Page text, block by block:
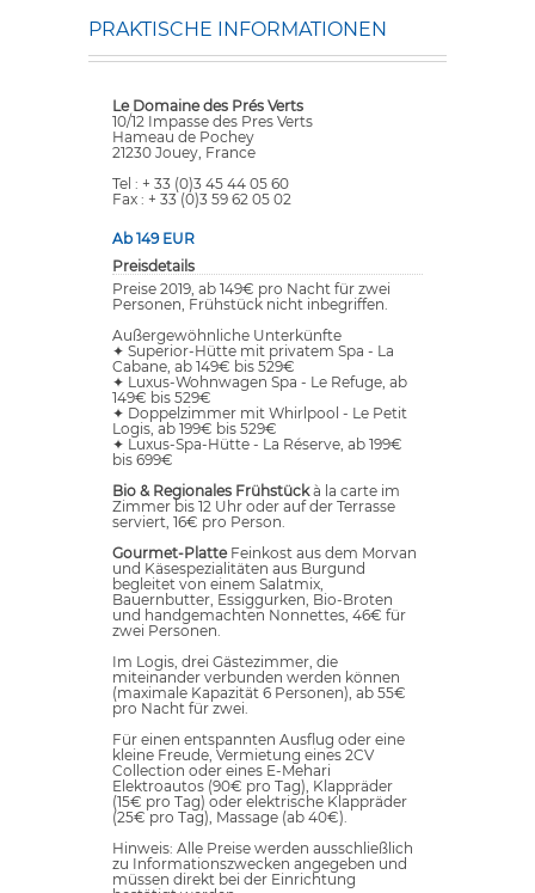
PRAKTISCHE INFORMATIONEN
Le Domaine des Prés Verts
10/12 Impasse des Pres Verts
Hameau de Pochey
21230 Jouey, France
Tel : + 33 (0)3 45 44 05 60
Fax : + 33 (0)3 59 62 05 02
Ab 149 EUR
Preisdetails
Preise 2019, ab 149€ pro Nacht für zwei
Personen, Frühstück nicht inbegriffen.
Außergewöhnliche Unterkünfte
✦ Superior-Hütte mit privatem Spa - La
Cabane, ab 149€ bis 529€
✦ Luxus-Wohnwagen Spa - Le Refuge, ab
149€ bis 529€
✦ Doppelzimmer mit Whirlpool - Le Petit
Logis, ab 199€ bis 529€
✦ Luxus-Spa-Hütte - La Réserve, ab 199€
bis 699€
Bio & Regionales Frühstückà la carte im
Zimmer bis 12 Uhr oder auf der Terrasse
serviert, 16€ pro Person.
Gourmet-PlatteFeinkost aus dem Morvan
und Käsespezialitäten aus Burgund
begleitet von einem Salatmix,
Bauernbutter, Essiggurken, Bio-Broten
und handgemachten Nonnettes, 46€ für
zwei Personen.
Im Logis, drei Gästezimmer, die
miteinander verbunden werden können
(maximale Kapazität 6 Personen), ab 55€
pro Nacht für zwei.
Für einen entspannten Ausflug oder eine
kleine Freude, Vermietung eines 2CV
Collection oder eines E-Mehari
Elektroautos (90€ pro Tag), Klappräder
(15€ pro Tag) oder elektrische Klappräder
(25€ pro Tag), Massage (ab 40€).
Hinweis: Alle Preise werden ausschließlich
zu Informationszwecken angegeben und
müssen direkt bei der Einrichtung